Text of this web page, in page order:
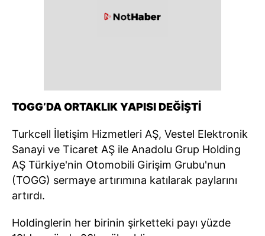
TOGG’DA ORTAKLIK YAPISI DEĞİŞTİ
Turkcell İletişim Hizmetleri AŞ, Vestel Elektronik
Sanayi ve Ticaret AŞ ile Anadolu Grup Holding
AŞ Türkiye'nin Otomobili Girişim Grubu'nun
(TOGG) sermaye artırımına katılarak paylarını
artırdı.
Holdinglerin her birinin şirketteki payı yüzde